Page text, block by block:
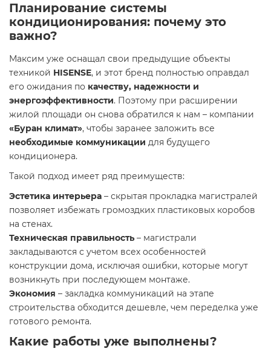
Планирование системы
кондиционирования: почему это
важно?
Максим уже оснащал свои предыдущие объекты
техникой HISENSE, и этот бренд полностью оправдал
его ожидания по качеству, надежности и
энергоэффективности. Поэтому при расширении
жилой площади он снова обратился к нам – компании
«Буран климат», чтобы заранее заложить все
необходимые коммуникации для будущего
кондиционера.
Такой подход имеет ряд преимуществ:
Эстетика интерьера – скрытая прокладка магистралей
позволяет избежать громоздких пластиковых коробов
на стенах.
Техническая правильность – магистрали
закладываются с учетом всех особенностей
конструкции дома, исключая ошибки, которые могут
возникнуть при последующем монтаже.
Экономия – закладка коммуникаций на этапе
строительства обходится дешевле, чем переделка уже
готового ремонта.
Какие работы уже выполнены?